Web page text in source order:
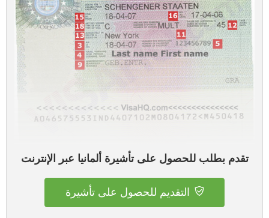
تقدم بطلب للحصول على تأشيرة ألمانيا عبر الإنترنت
التقديم للحصول على تأشيرة